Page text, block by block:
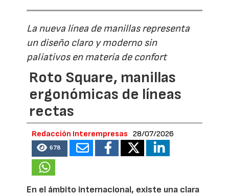
La nueva línea de manillas representa
un diseño claro y moderno sin
paliativos en materia de confort
Roto Square, manillas
ergonómicas de líneas
rectas
Redacción Interempresas 28/07/2026
678
En el ámbito internacional, existe una clara